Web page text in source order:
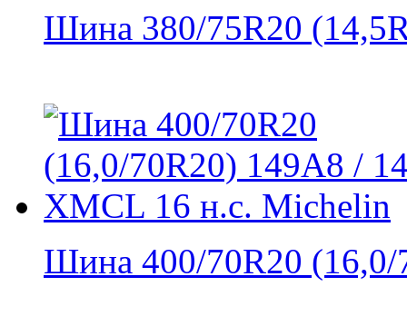
Шина 380/75R20
Шина 400/70R20 (16,0/